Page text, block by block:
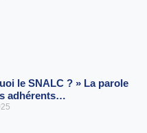
le SNALC ? » La parole
adhérents…